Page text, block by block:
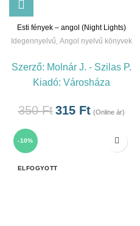
Esti fények – angol (Night Lights)
Idegennyelvű Angol nyelvű könyvek
Szerző: Molnár J. - Szilas P.
Kiadó: Városháza
350Ft 315 Ft (Online ár)
-10%
ELFOGYOTT